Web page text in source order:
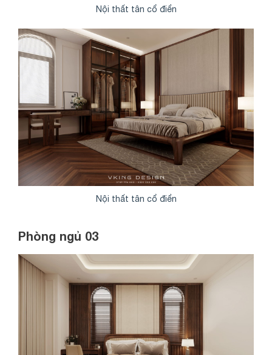
Nội thất tân cổ điển
Nội thất tân cổ điển
Phòng ngủ 03